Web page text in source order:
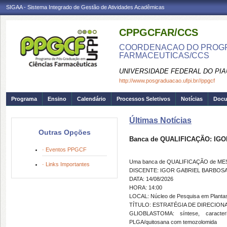
SIGAA - Sistema Integrado de Gestão de Atividades Acadêmicas
CPPGCFAR/CCS
COORDENACAO DO
FARMACEUTICAS/CCS
UNIVERSIDADE FEDERAL DO
http://www.posgraduacao.ufpi.br//ppgcf
Programa Ensino Calendário Processos Seletivos Notícias
Outras Opções
· Eventos PPGCF
· Links Importantes
Últimas Notícias
Banca de QUALIFICAÇÃO:
Uma banca de QUALIFICAÇÃO de
DISCENTE: IGOR GABRIEL
DATA: 14/08/2026
HORA: 14:00
LOCAL: Núcleo de Pesquisa em
TÍTULO: ESTRATÉGIA DE
GLIOBLASTOMA: síntese,
PLGA/quitosana com temozolomida